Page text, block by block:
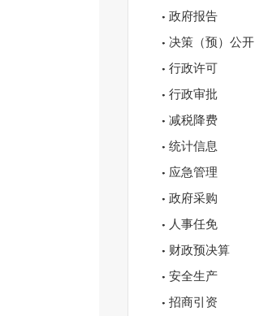
政府报告
决策（预）公开
行政许可
行政审批
减税降费
统计信息
应急管理
政府采购
人事任免
财政预决算
安全生产
招商引资